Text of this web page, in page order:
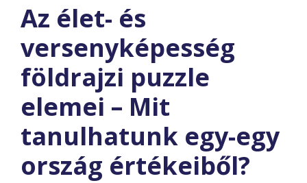
Az élet- és
versenyképesség
földrajzi puzzle
elemei – Mit
tanulhatunk egy-egy
ország értékeiből?